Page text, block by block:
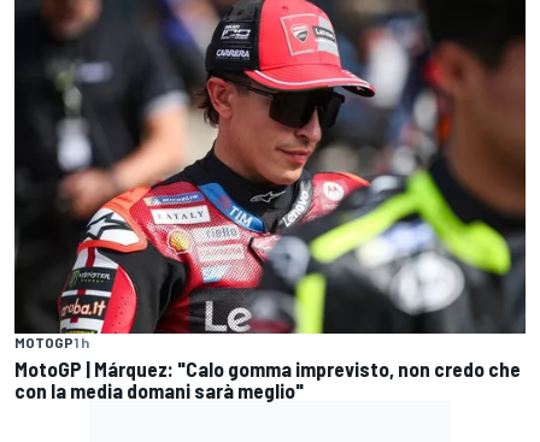
MOTOGP1 h
MotoGP | Márquez: "Calo gomma imprevisto, non credo che
con la media domani sarà meglio"